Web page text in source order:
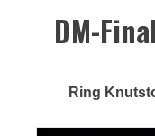
DM-
Ring